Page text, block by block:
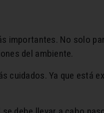
importantes. No solo
del ambiente.
Ya que está